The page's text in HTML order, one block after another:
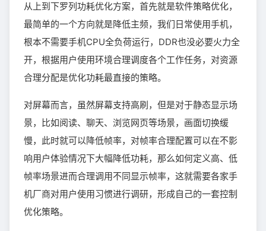
从上到下罗列功耗优化方案，首先就是软件策略优化，
最简单的一个方向就是降低主频，我们日常使用手机，
根本不需要手机CPU全负荷运行，DDR也没必要火力全
开，根据用户使用环境合理调度各个工作任务，对资源
合理分配是优化功耗最直接的策略。
对屏幕而言，虽然屏幕支持高刷，但是对于静态显示场
景，比如阅读、聊天、浏览网页等场景，画面切换缓
慢，此时就可以降低帧率，对帧率合理配置可以在不影
响用户体验情况下大幅降低功耗，那么如何定义高、低
帧率场景进而合理调用不同显示帧率，这就需要各家手
机厂商对用户使用习惯进行调研，形成自己的一套控制
优化策略。